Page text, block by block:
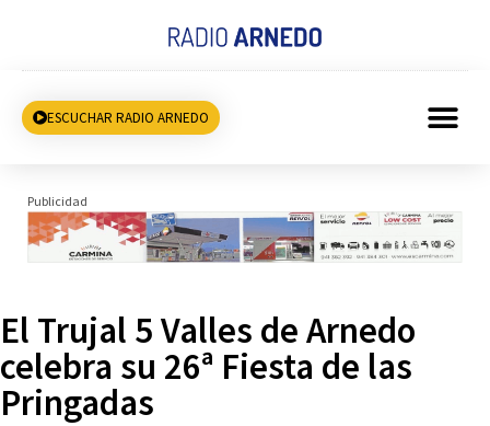
ESCUCHAR RADIO ARNEDO
Publicidad
El Trujal 5 Valles de Arnedo
celebra su 26ª Fiesta de las
Pringadas